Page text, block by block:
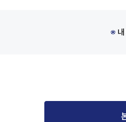
※